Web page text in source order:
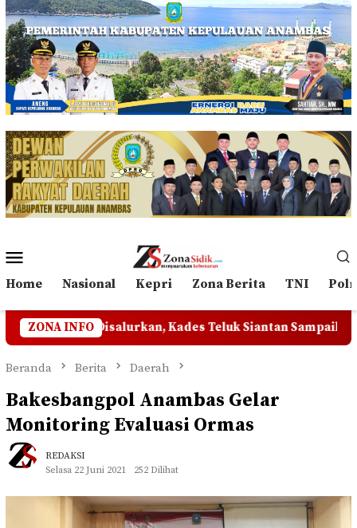
Loncat
ke
konten
Mobile
Home Nasional Kepri Zona Berita TNI
ZONA INFO
Kades Teluk Siantan Sampaikan Pesan Kepedulian Sosial
Beranda Berita Daerah
Bakesbangpol Anambas Gelar
Monitoring Evaluasi Ormas
REDAKSI
Selasa 22 Juni 2021
252 Dilihat